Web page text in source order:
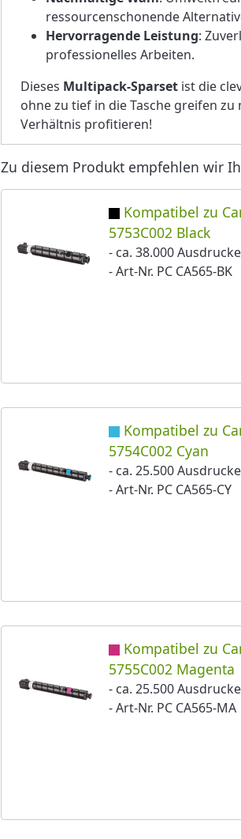
ressourcenschonende
Hervorragende Leistung:
professionelles Arbeiten.
Dieses Multipack-Sparset ist die
ohne zu tief in die Tasche greifen
Verhältnis profitieren!
Zu diesem Produkt empfehlen wir
Kompatibel zu
5753C002 Black
- ca. 38.000
- Art-Nr. PC CA565-BK
Kompatibel zu
5754C002 Cyan
- ca. 25.500
- Art-Nr. PC CA565-CY
Kompatibel zu
5755C002 Magenta
- ca. 25.500
- Art-Nr. PC CA565-MA